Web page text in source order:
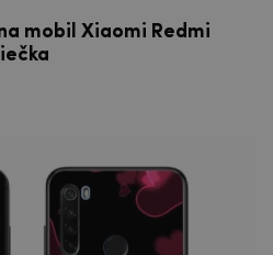
mobil Xiaomi Redmi